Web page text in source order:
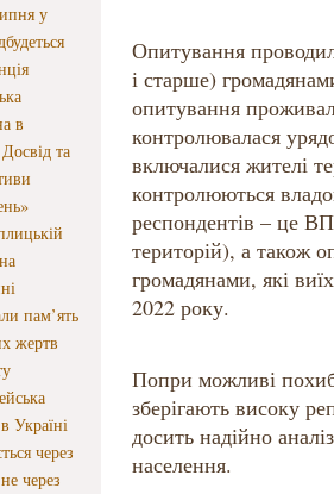
у
в
та
пам’ять
жертв
Україні
через
через
Опитування
і старше)
опитування
контролювалася
включалися жителі
контролюються
респондентів – це
територій), а також
громадянами, які
2022 року.
Попри можливі
зберігають високу
досить надійно
населення.